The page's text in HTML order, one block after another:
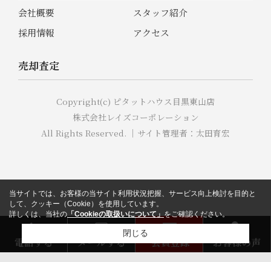
会社概要
スタッフ紹介
採用情報
アクセス
売却査定
Copyright(c) ピタットハウス目黒東山店
株式会社レイズコーポレーション
All Rights Reserved. ｜サイト管理者：太田育宏
電話する メールする 会員登録 お客様の声
当サイトでは、お客様の当サイト利用状況把握、サービス向上検討を目的と
して、クッキー（Cookie）を使用しています。
詳しくは、当社の「Cookieの取扱いについて」をご確認ください。
閉じる